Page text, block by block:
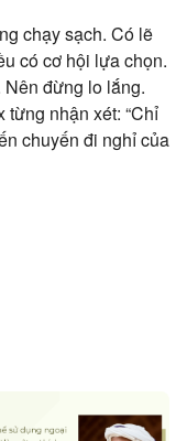
chạy sạch. Có lẽ
có cơ hội lựa chọn.
đừng lo lắng.
nhận xét: “Chỉ
chuyến đi nghỉ của